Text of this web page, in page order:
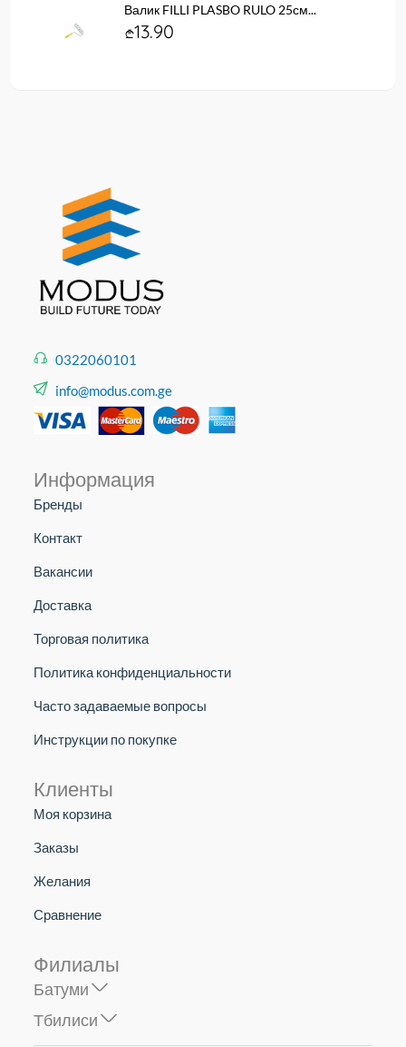
Валик FILLI PLASBO RULO 25см...
13.90
0322060101
info@modus.com.ge
Информация
Бренды
Контакт
Вакансии
Доставка
Торговая политика
Политика конфиденциальности
Часто задаваемые вопросы
Инструкции по покупке
Клиенты
Моя корзина
Заказы
Желания
Сравнение
Филиалы
Батуми
Тбилиси